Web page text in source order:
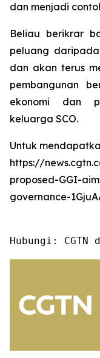
dan menjadi
Beliau berikrar
peluang
dan akan terus
pembangunan
ekonomi dan
keluarga SCO.
Untuk
https://
proposed-GGI-
governance-
Hubungi: CGTN